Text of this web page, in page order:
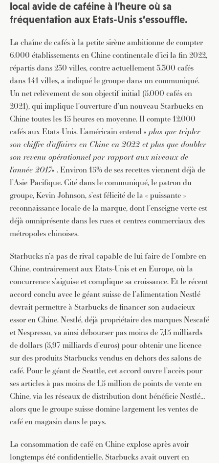
local avide de caféine à l’heure où sa
fréquentation aux Etats-Unis s’essouffle.
La chaîne de cafés à la petite sirène ambitionne de compter
6.000 établissements en Chine continentale d’ici la fin 2022,
répartis dans 230 villes, contre actuellement 3.300 cafés
dans 141 villes, a indiqué le groupe dans un communiqué.
Un net relèvement de son objectif initial (5.000 cafés en
2021), qui implique l’ouverture d’un nouveau Starbucks en
Chine toutes les 15 heures en moyenne. Il compte 12.000
cafés aux Etats-Unis. L’américain entend « plus que tripler
son chiffre d’affaires en Chine en 2022 et plus que doubler
son revenu opérationnel par rapport aux niveaux de
l’année 2017« . Environ 15% de ses recettes viennent déjà de
l’Asie-Pacifique. Cité dans le communiqué, le patron du
groupe, Kevin Johnson, s’est félicité de la « puissante »
reconnaissance locale de la marque, dont l’enseigne verte est
déjà omniprésente dans les rues et centres commerciaux des
métropoles chinoises.
Starbucks n’a pas de rival capable de lui faire de l’ombre en
Chine, contrairement aux Etats-Unis et en Europe, où la
concurrence s’aiguise et complique sa croissance. Et le récent
accord conclu avec le géant suisse de l’alimentation Nestlé
devrait permettre à Starbucks de financer son audacieux
essor en Chine. Nestlé, déjà propriétaire des marques Nescafé
et Nespresso, va ainsi débourser pas moins de 7,15 milliards
de dollars (5,97 milliards d’euros) pour obtenir une licence
sur des produits Starbucks vendus en dehors des salons de
café. Pour le géant de Seattle, cet accord ouvre l’accès pour
ses articles à pas moins de 1,5 million de points de vente en
Chine, via les réseaux de distribution dont bénéficie Nestlé…
alors que le groupe suisse domine largement les ventes de
café en magasin dans le pays.
La consommation de café en Chine explose après avoir
longtemps été confidentielle. Starbucks avait ouvert en